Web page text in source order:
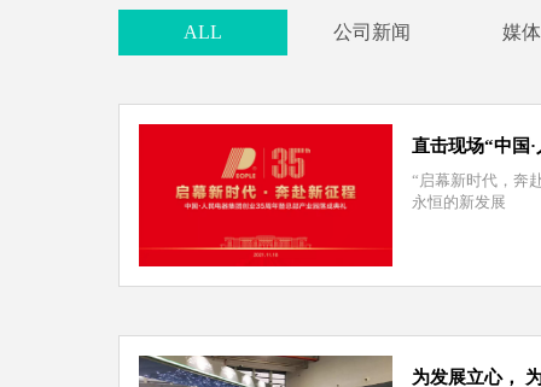
ALL 公司新闻 媒
直击现场“中国
“启幕新时代，奔
永恒的新发展
为发展立心，